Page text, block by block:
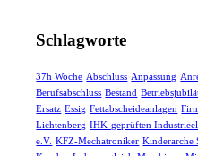
Schlagworte
37h Woche Abschluss Anpassung
Berufsabschluss Bestand
Ersatz Essig Fettabscheideanlagen
Lichtenberg IHK-geprüften
e.V. KFZ-Mechatroniker Kinderarche